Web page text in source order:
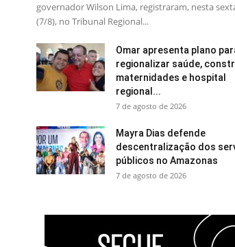
governador Wilson Lima, registraram, nesta
(7/8), no Tribunal Regional...
Omar apresenta plano
regionalizar saúde,
maternidades e hospital
regional...
7 de agosto de 2026
Mayra Dias defende
descentralização dos
públicos no Amazonas
7 de agosto de 2026